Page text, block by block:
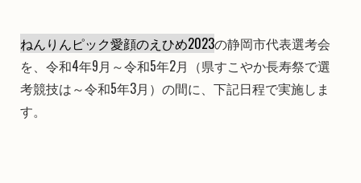
ねんりんピック愛顔のえひめ2023の静岡市代表選考会
を、令和4年9月～令和5年2月（県すこやか長寿祭で選
考競技は～令和5年3月）の間に、下記日程で実施しま
す。